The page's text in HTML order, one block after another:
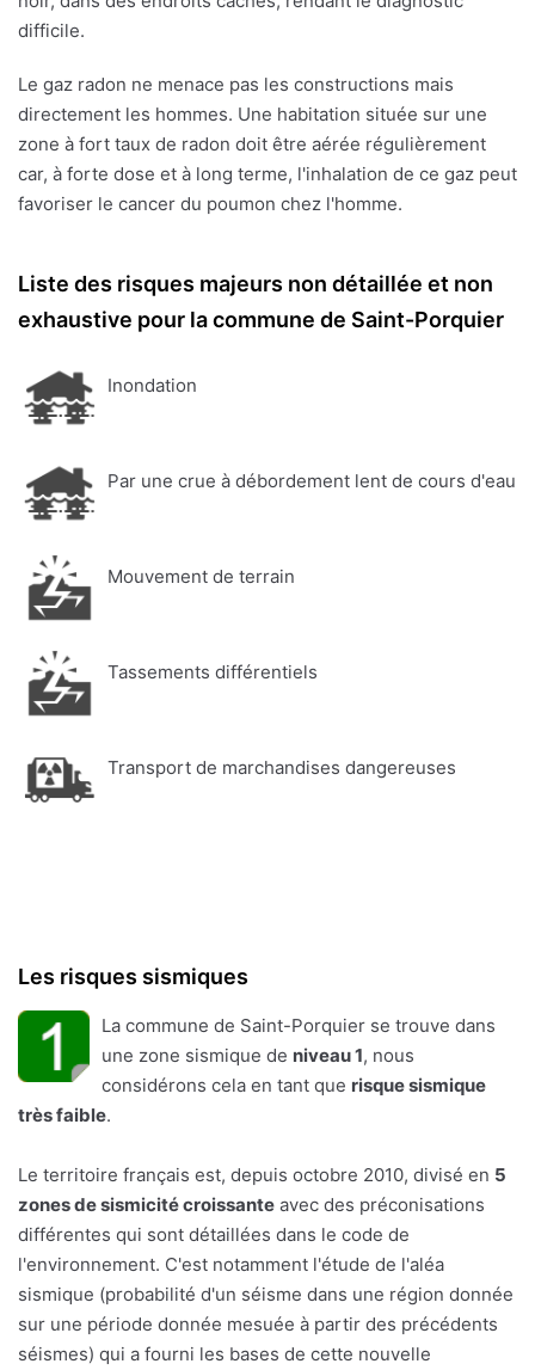
difficile.
Le gaz radon ne menace pas les constructions mais
directement les hommes. Une habitation située sur une
zone à fort taux de radon doit être aérée régulièrement
car, à forte dose et à long terme, l'inhalation de ce gaz peut
favoriser le cancer du poumon chez l'homme.
Liste des risques majeurs non détaillée et non
exhaustive pour la commune de Saint-Porquier
Inondation
Par une crue à débordement lent de cours d'eau
Mouvement de terrain
Tassements différentiels
Transport de marchandises dangereuses
Les risques sismiques
La commune de Saint-Porquier se trouve dans
une zone sismique de niveau 1, nous
considérons cela en tant que risque sismique
très faible.
Le territoire français est, depuis octobre 2010, divisé en 5
zones de sismicité croissante avec des préconisations
différentes qui sont détaillées dans le code de
l'environnement. C'est notamment l'étude de l'aléa
sismique (probabilité d'un séisme dans une région donnée
sur une période donnée mesuée à partir des précédents
séismes) qui a fourni les bases de cette nouvelle